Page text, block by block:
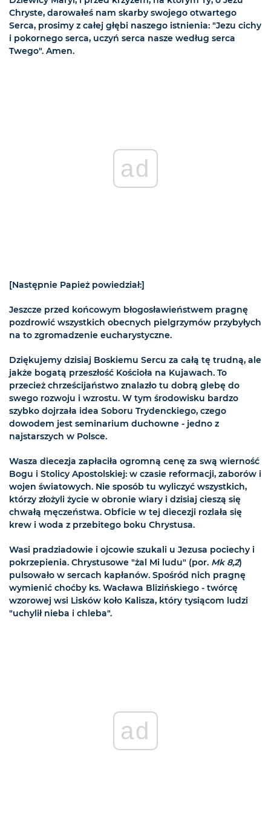
Chryste, darowałeś nam skarby swojego otwartego
Serca, prosimy z całej głębi naszego istnienia: "Jezu cichy
i pokornego serca, uczyń serca nasze według serca
Twego". Amen.
ad
[Następnie Papież powiedział:]
Jeszcze przed końcowym błogosławieństwem pragnę
pozdrowić wszystkich obecnych pielgrzymów przybyłych
na to zgromadzenie eucharystyczne.
Dziękujemy dzisiaj Boskiemu Sercu za całą tę trudną, ale
jakże bogatą przeszłość Kościoła na Kujawach. To
przecież chrześcijaństwo znalazło tu dobrą glebę do
swego rozwoju i wzrostu. W tym środowisku bardzo
szybko dojrzała idea Soboru Trydenckiego, czego
dowodem jest seminarium duchowne - jedno z
najstarszych w Polsce.
Wasza diecezja zapłaciła ogromną cenę za swą wierność
Bogu i Stolicy Apostolskiej: w czasie reformacji, zaborów i
wojen światowych. Nie sposób tu wyliczyć wszystkich,
którzy złożyli życie w obronie wiary i dzisiaj cieszą się
chwałą męczeństwa. Obficie w tej diecezji rozlała się
krew i woda z przebitego boku Chrystusa.
Wasi pradziadowie i ojcowie szukali u Jezusa pociechy i
pokrzepienia. Chrystusowe "żal Mi ludu" (por. Mk 8,2)
pulsowało w sercach kapłanów. Spośród nich pragnę
wymienić choćby ks. Wacława Blizińskiego - twórcę
wzorowej wsi Lisków koło Kalisza, który tysiącom ludzi
"uchylił nieba i chleba".
ad